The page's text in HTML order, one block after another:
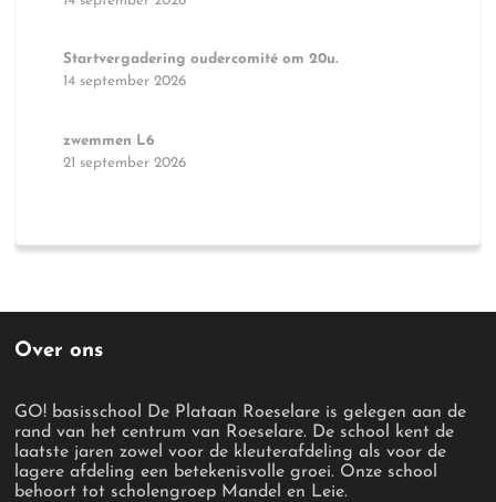
Startvergadering oudercomité om 20u.
14 september 2026
zwemmen L6
21 september 2026
Over ons
GO! basisschool De Plataan Roeselare is gelegen aan de
rand van het centrum van Roeselare. De school kent de
laatste jaren zowel voor de kleuterafdeling als voor de
lagere afdeling een betekenisvolle groei. Onze school
behoort tot scholengroep Mandel en Leie.